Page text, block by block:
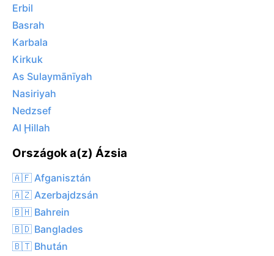
Erbil
Basrah
Karbala
Kirkuk
As Sulaymānīyah
Nasiriyah
Nedzsef
Al Ḩillah
Országok a(z) Ázsia
🇦🇫 Afganisztán
🇦🇿 Azerbajdzsán
🇧🇭 Bahrein
🇧🇩 Banglades
🇧🇹 Bhután